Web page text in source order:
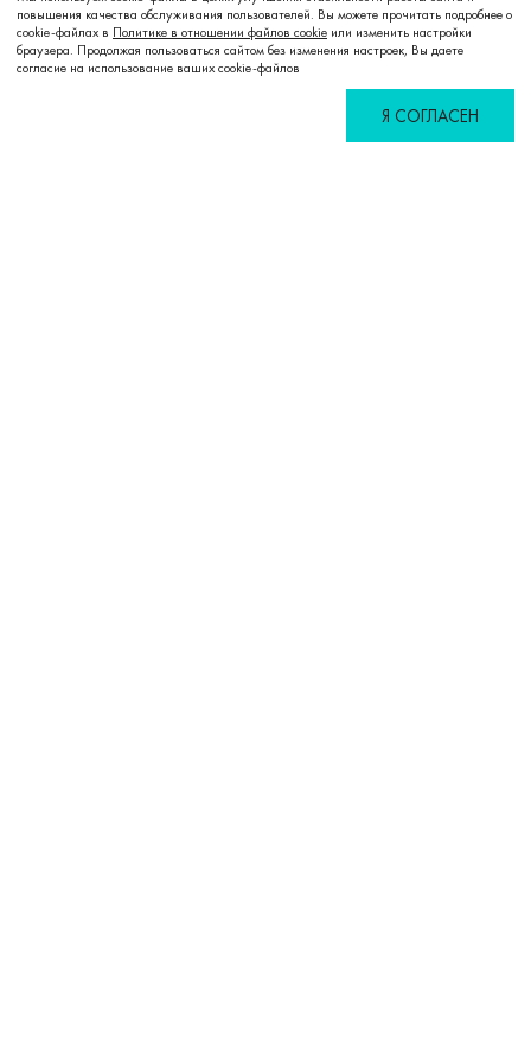
повышения качества обслуживания пользователей. Вы можете прочитать подробнее о
cookie-файлах в Политике в отношении файлов cookie или изменить настройки
браузера. Продолжая пользоваться сайтом без изменения настроек, Вы даете
согласие на использование ваших cookie-файлов
Я СОГЛАСЕН
Корзина Войти
Добавить в корзину